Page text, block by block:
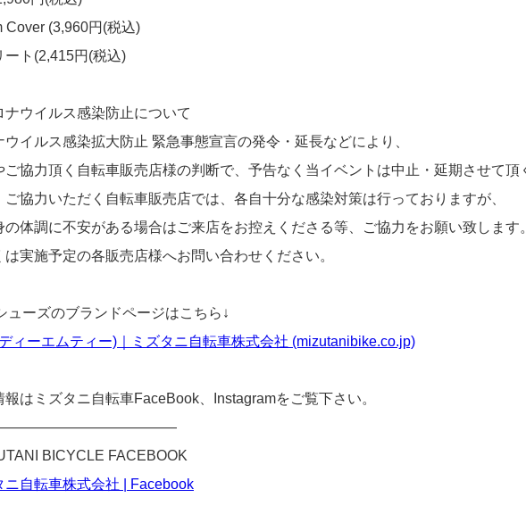
Cover (3,960円(税込)
ート(2,415円(税込)
ウイルス感染防止について
ウイルス感染拡大防止 緊急事態宣言の発令・延長などにより、
ご協力頂く自転車販売店様の判断で、予告なく当イベントは中止・延期させて頂
ご協力いただく自転車販売店では、各自十分な感染対策は行っておりますが、
の体調に不安がある場合はご来店をお控えくださる等、ご協力をお願い致します。
は実施予定の各販売店様へお問い合わせください。
ューズのブランドページはこちら↓
ィーエムティー)｜ミズタニ自転車株式会社 (mizutanibike.co.jp)
報はミズタニ自転車FaceBook、Instagramをご覧下さい。
BICYCLE FACEBOOK
ニ自転車株式会社 | Facebook